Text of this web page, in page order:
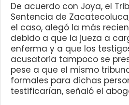
De acuerdo con Joya, el
Sentencia de
el caso, alegó la más
debido a que la jueza a
enferma y a que los
acusatoria tampoco se
pese a que el mismo
formales para dichas
testificarían, señaló el